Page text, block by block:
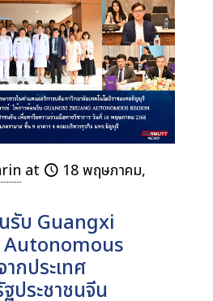
at
18 พฤษภาคม,
รับ Guangxi
กประเทศ
ประชาชนจีน